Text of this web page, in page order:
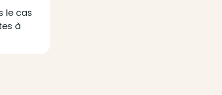
le cas
à